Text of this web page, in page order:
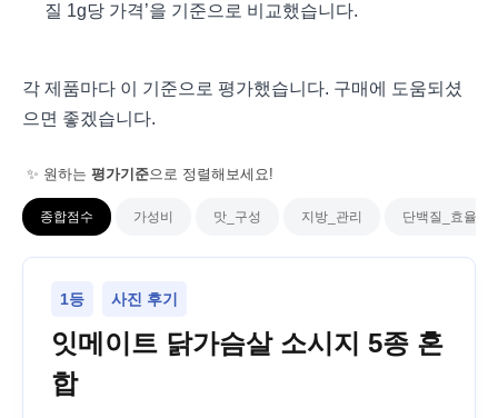
질 1g당 가격’을 기준으로 비교했습니다.
각 제품마다 이 기준으로 평가했습니다. 구매에 도움되셨
으면 좋겠습니다.
✨ 원하는 평가기준으로 정렬해보세요!
종합점수 가성비 맛_구성 지방_관리 단백질_효율
1등 사진 후기
잇메이트 닭가슴살 소시지 5종 혼
합